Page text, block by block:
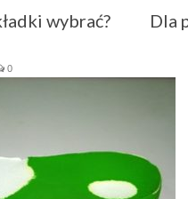
wybrać? Dla
0